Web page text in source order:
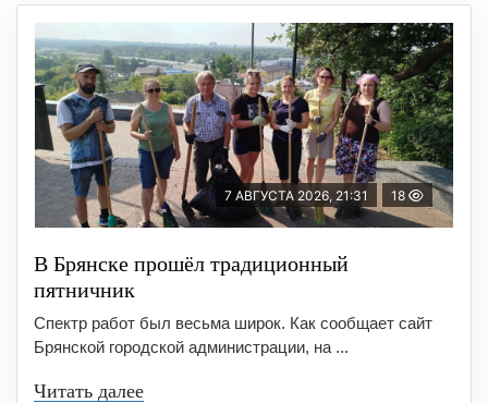
7 АВГУСТА 2026, 21:31 18
В Брянске прошёл традиционный
пятничник
Спектр работ был весьма широк. Как сообщает сайт
Брянской городской администрации, на ...
Читать далее